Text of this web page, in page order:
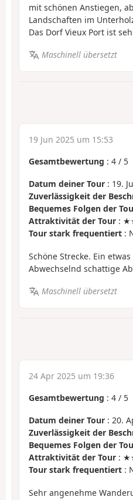
mit schönen Anstiegen,
Landschaften im
Das Dorf Vieux Port ist
Maschinell übersetzt
19 Jun 2025 um 15:53
Gesamtbewertung : 4 / 5
Datum deiner Tour : 19.
Zuverlässigkeit der
Bequemes Folgen der
Attraktivität der Tour :
Tour stark frequentiert :
Schöne Strecke. Ein
Abwechselnd schattige
Maschinell übersetzt
24 Apr 2025 um 19:36
Gesamtbewertung : 4 / 5
Datum deiner Tour : 20.
Zuverlässigkeit der
Bequemes Folgen der
Attraktivität der Tour :
Tour stark frequentiert :
Sehr angenehme